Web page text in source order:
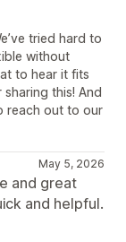
tried hard to
without
to hear it fits
this! And
reach out to our
May 5, 2026
and great
and helpful.